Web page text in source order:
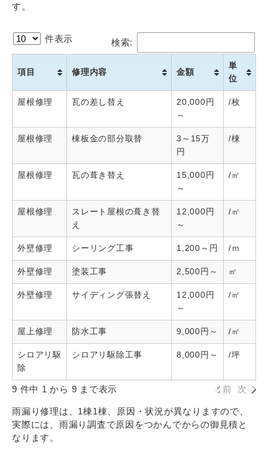
す。
件表示 検索:
項目 修理内容 金額
単
位
屋根修理 瓦の差し替え
20,000円
～
/枚
屋根修理 棟板金の部分取替
3～15万
円
/棟
屋根修理 瓦の葺き替え
15,000円
～
/㎡
屋根修理
スレート屋根の葺き替
え
12,000円
～
/㎡
外壁修理 シーリング工事 1,200～円 /ｍ
外壁修理 塗装工事 2,500円～ ㎡
外壁修理 サイディング張替え
12,000円
～
/㎡
屋上修理 防水工事 9,000円～ /㎡
シロアリ駆
除
シロアリ駆除工事 8,000円～ /坪
9 件中 1 から 9 まで表示 前 次
雨漏り修理は、1棟1棟、原因・状況が異なりますので、
実際には、雨漏り調査で原因をつかんでからの御見積と
なります。